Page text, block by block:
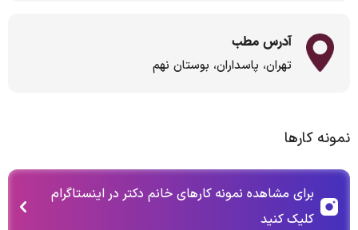
آدرس مطب
تهران، پاسداران، بوستان نهم
نمونه کارها
برای مشاهده نمونه کارهای خانم دکتر در اینستاگرام
کلیک کنید